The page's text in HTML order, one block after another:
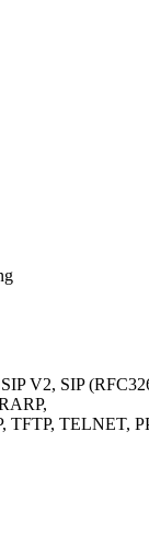
V2, SIP
TFTP, TELNET,